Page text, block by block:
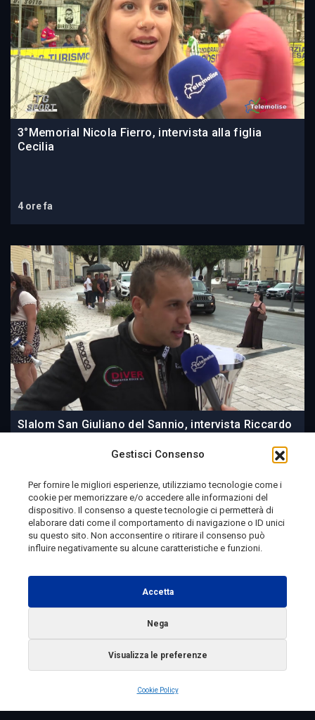
Gestisci Consenso
Per fornire le migliori esperienze, utilizziamo tecnologie come i
cookie per memorizzare e/o accedere alle informazioni del
dispositivo. Il consenso a queste tecnologie ci permetterà di
elaborare dati come il comportamento di navigazione o ID unici
su questo sito. Non acconsentire o ritirare il consenso può
influire negativamente su alcune caratteristiche e funzioni.
Accetta
Nega
Visualizza le preferenze
Cookie Policy
3°Memorial Nicola Fierro, intervista alla figlia
Cecilia
4 ore fa
Slalom San Giuliano del Sannio, intervista Riccardo
1 giorno fa
Telemolise - reg. Tribunale di Campobasso n. 133 del
10/08/1982 - Direttore Responsabile:MANUELA
Testata Giornalistica Sportiva: reg. Tribunale Di
Campobasso n. 224 del 4/5/1996 - Direttore Responsabile:
ANTONIO DI LALLO
Radio Tele Molise s.r.l. - P.IVA 00213640709